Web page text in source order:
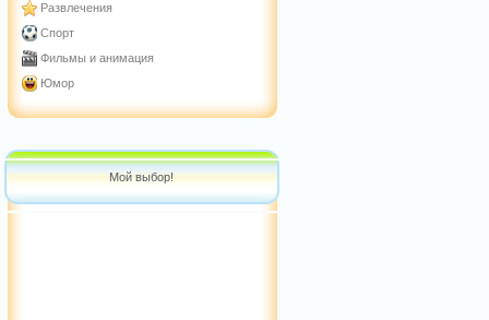
Развлечения
Спорт
Фильмы и анимация
Юмор
Мой выбор!